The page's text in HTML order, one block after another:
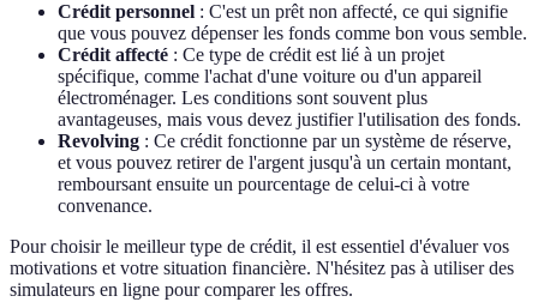
Crédit personnel : C'est un prêt non affecté, ce qui signifie
que vous pouvez dépenser les fonds comme bon vous semble.
Crédit affecté : Ce type de crédit est lié à un projet
spécifique, comme l'achat d'une voiture ou d'un appareil
électroménager. Les conditions sont souvent plus
avantageuses, mais vous devez justifier l'utilisation des fonds.
Revolving : Ce crédit fonctionne par un système de réserve,
et vous pouvez retirer de l'argent jusqu'à un certain montant,
remboursant ensuite un pourcentage de celui-ci à votre
convenance.
Pour choisir le meilleur type de crédit, il est essentiel d'évaluer vos
motivations et votre situation financière. N'hésitez pas à utiliser des
simulateurs en ligne pour comparer les offres.